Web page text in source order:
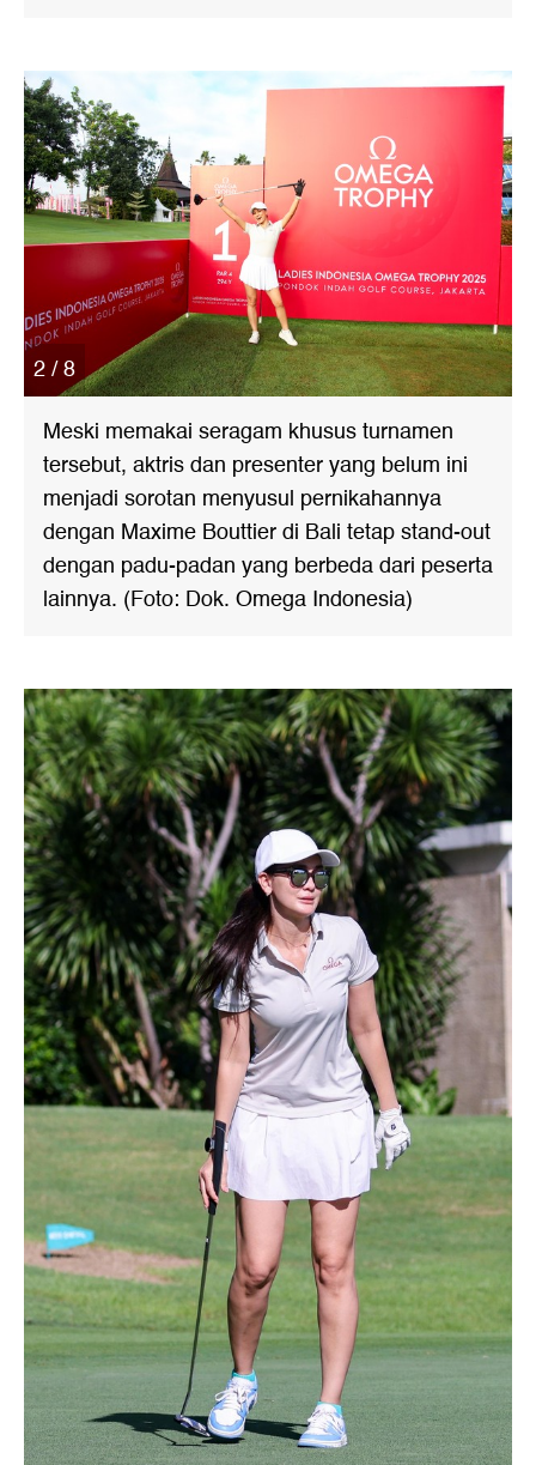
2 / 8
Meski memakai seragam khusus turnamen
tersebut, aktris dan presenter yang belum ini
menjadi sorotan menyusul pernikahannya
dengan Maxime Bouttier di Bali tetap stand-out
dengan padu-padan yang berbeda dari peserta
lainnya. (Foto: Dok. Omega Indonesia)